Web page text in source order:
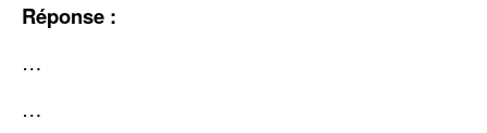
Réponse :
…
…